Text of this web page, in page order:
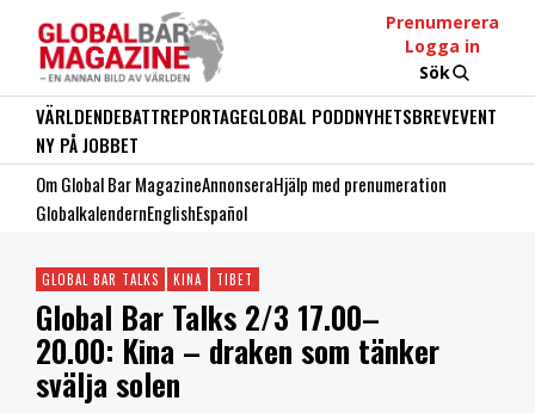
Prenumerera
Logga in
Sök
VÄRLDENDEBATTREPORTAGEGLOBAL PODDNYHETSBREVEVENT
NY PÅ JOBBET
Om Global Bar MagazineAnnonseraHjälp med prenumeration
GlobalkalendernEnglishEspañol
GLOBAL BAR TALKS KINA TIBET
Global Bar Talks 2/3 17.00–
20.00: Kina – draken som tänker
svälja solen